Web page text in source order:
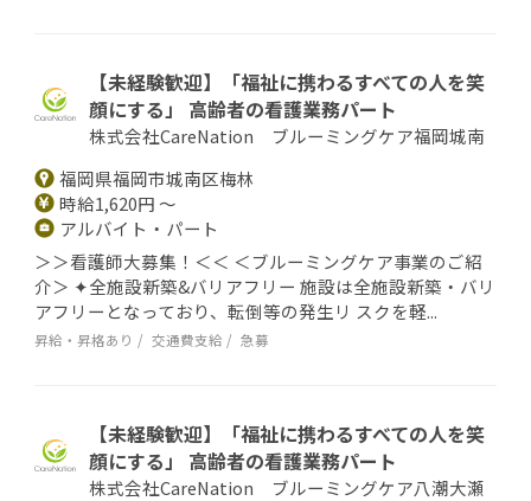
【未経験歓迎】「福祉に携わるすべての人を笑
顔にする」 高齢者の看護業務パート
株式会社CareNation ブルーミングケア福岡城南
福岡県福岡市城南区梅林
時給1,620円 ～
アルバイト・パート
＞＞看護師大募集！＜＜ ＜ブルーミングケア事業のご紹
介＞ ✦全施設新築&バリアフリー 施設は全施設新築・バリ
アフリーとなっており、転倒等の発生リ スクを軽...
昇給・昇格あり 交通費支給 急募
【未経験歓迎】「福祉に携わるすべての人を笑
顔にする」 高齢者の看護業務パート
株式会社CareNation ブルーミングケア八潮大瀬